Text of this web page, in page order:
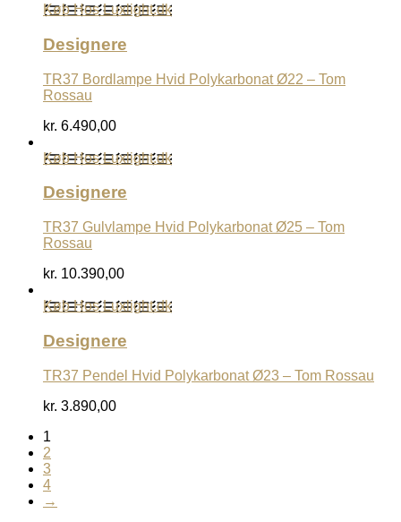
Køb Hos Luxlight.dk
Designere
TR37 Bordlampe Hvid Polykarbonat Ø22 – Tom
Rossau
kr. 6.490,00
Køb Hos Luxlight.dk
Designere
TR37 Gulvlampe Hvid Polykarbonat Ø25 – Tom
Rossau
kr. 10.390,00
Køb Hos Luxlight.dk
Designere
TR37 Pendel Hvid Polykarbonat Ø23 – Tom Rossau
kr. 3.890,00
1
2
3
4
→